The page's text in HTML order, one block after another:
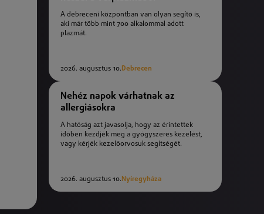
A debreceni központban van olyan segítő is,
aki már több mint 700 alkalommal adott
plazmát.
2026. augusztus 10.Debrecen
Nehéz napok várhatnak az
allergiásokra
A hatóság azt javasolja, hogy az érintettek
időben kezdjék meg a gyógyszeres kezelést,
vagy kérjék kezelőorvosuk segítségét.
2026. augusztus 10. Nyíregyháza